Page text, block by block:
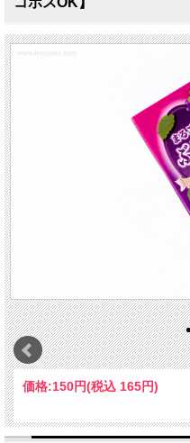
価格:150円(税込 165円)